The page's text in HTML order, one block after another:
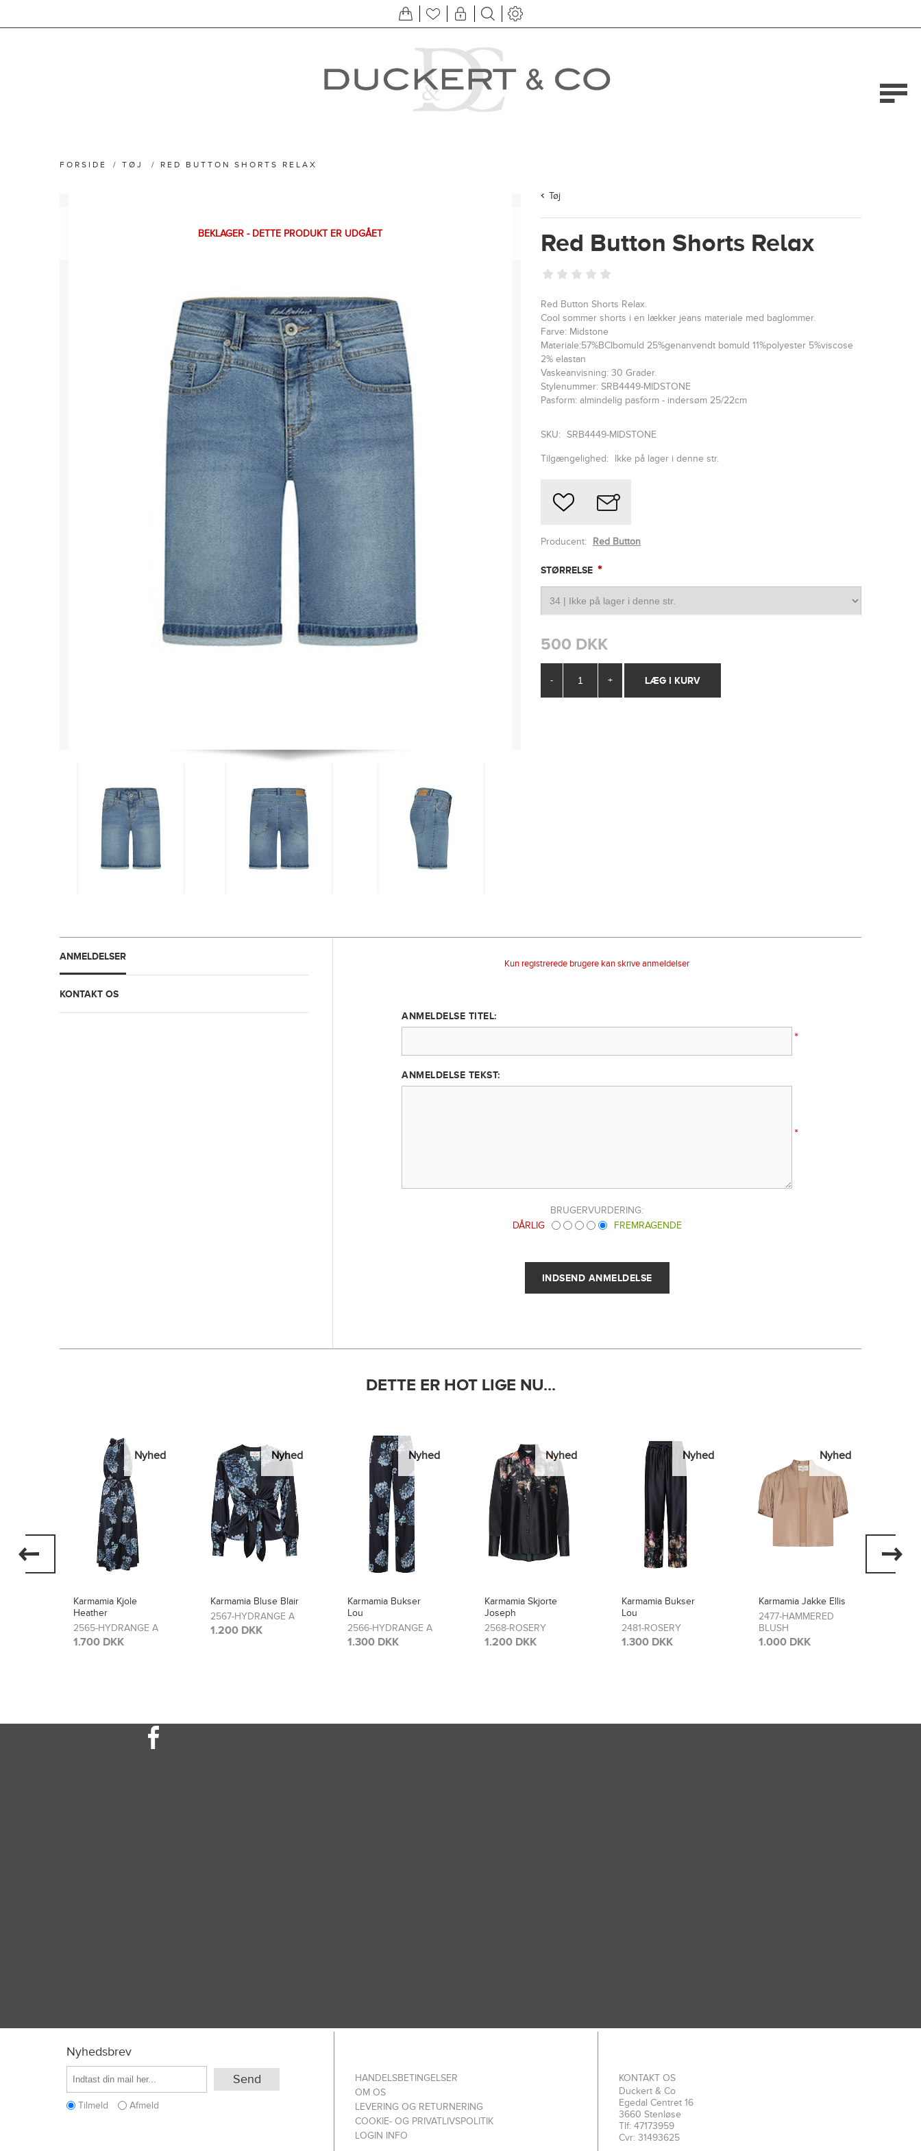
FORSIDE / TØJ / RED BUTTON SHORTS RELAX
BEKLAGER - DETTE PRODUKT ER UDGÅET
Tøj
Red Button Shorts Relax
Red Button Shorts Relax.
Cool sommer shorts i en lækker jeans materiale med baglommer.
Farve: Midstone
Materiale:57%BCIbomuld 25%genanvendt bomuld 11%polyester 5%viscose
2% elastan
Vaskeanvisning: 30 Grader.
Stylenummer: SRB4449-MIDSTONE
Pasform: almindelig pasform - indersøm 25/22cm
SKU: SRB4449-MIDSTONE
Tilgængelighed: Ikke på lager i denne str.
Producent: Red Button
STØRRELSE *
500 DKK
- +
ANMELDELSER
KONTAKT OS
Kun registrerede brugere kan skrive anmeldelser
ANMELDELSE TITEL:
*
ANMELDELSE TEKST:
*
BRUGERVURDERING:
DÅRLIG
FREMRAGENDE
DETTE ER HOT LIGE NU...
Nyhed
Karmamia Bluse Blair
2567-HYDRANGE A
1.200 DKK
Nyhed
Karmamia Bukser
Lou
2566-HYDRANGE A
Nyhed
Karmamia Skjorte
Joseph
2568-ROSERY
1.200 DKK
Nyhed
Karmamia Bukser
Lou
2481-ROSERY
1.300 DKK
Nyhed
Karmamia Jakke Ellis
2477-HAMMERED
BLUSH
1.000 DKK
Nyhed
Karmamia Kjole Layla
2474-SCARLETT
FLOWER
1.700 DKK
Nyhedsbrev
Tilmeld Afmeld
HANDELSBETINGELSER
OM OS
LEVERING OG RETURNERING
COOKIE- OG PRIVATLIVSPOLITIK
LOGIN INFO
KONTAKT OS
Duckert & Co
Egedal Centret 16
3660 Stenløse
Tlf: 47173959
Cvr: 31493625